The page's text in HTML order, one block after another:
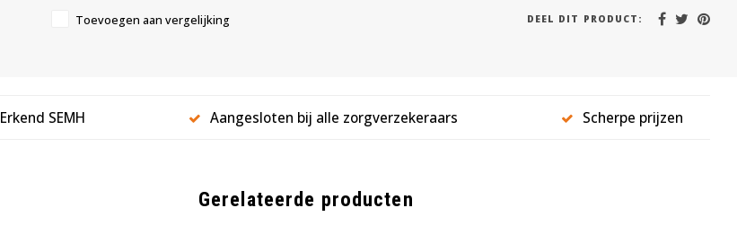
Toevoegen aan vergelijking DEEL DIT PRODUCT:
Erkend SEMH Aangesloten bij alle zorgverzekeraars Scherpe prijzen
Gerelateerde producten